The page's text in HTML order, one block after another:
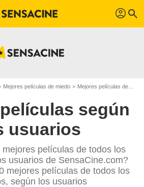
profil search
Mejores películas de miedo Mejores películas de 1980
según
usuarios
películas de todos los
usuarios de SensaCine.com?
mejores películas de todos los
según los usuarios